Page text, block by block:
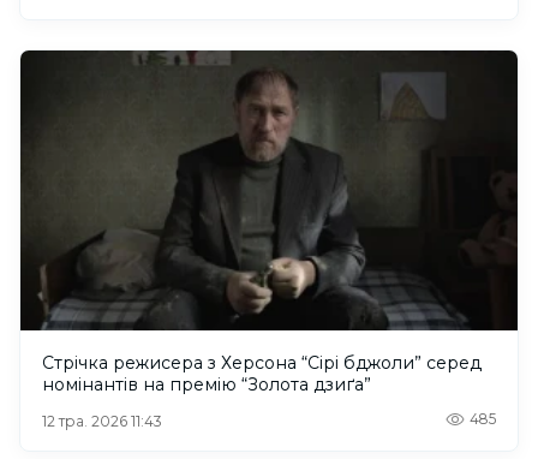
Стрічка режисера з Херсона “Сірі бджоли” серед
номінантів на премію “Золота дзиґа”
12 тра. 2026 11:43 485